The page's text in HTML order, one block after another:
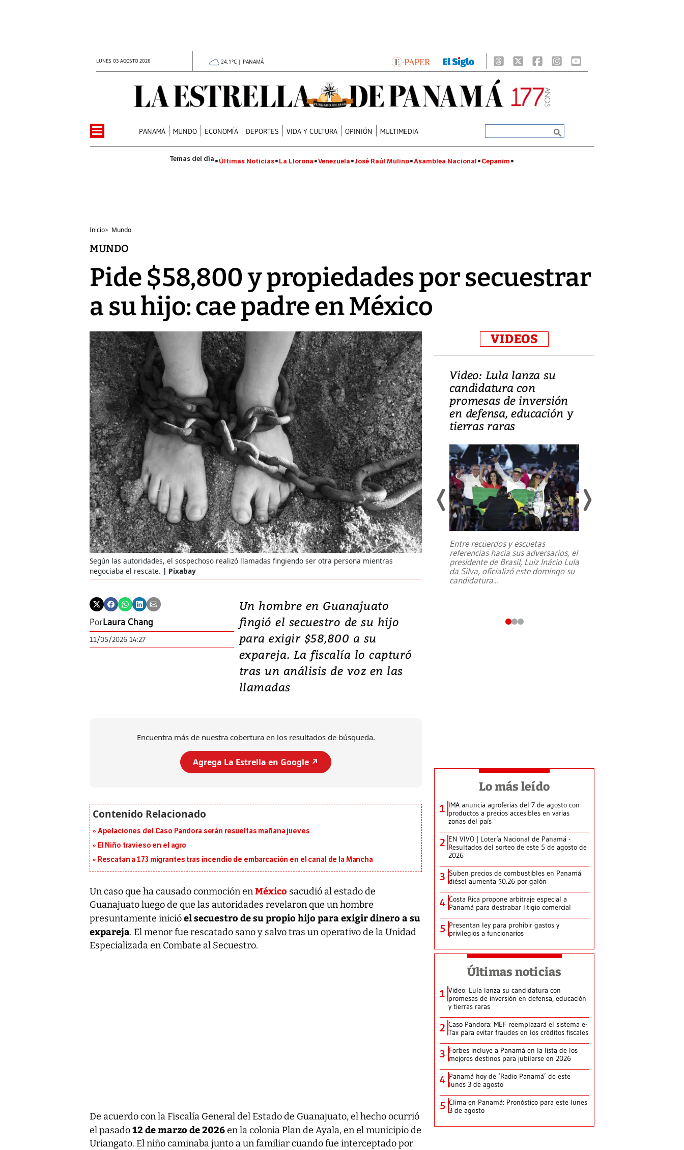
LUNES 03 AGOSTO 2026 24.1°C | PANAMÁ
PANAMÁ MUNDO ECONOMÍA DEPORTES VIDA Y CULTURA OPINIÓN MULTIMEDIA
Últimas Noticias La Llorona Venezuela José Raúl Mulino Asamblea Nacional Cepanim
Inicio> Mundo
MUNDO
Pide $58,800 y propiedades por secuestrar
a su hijo: cae padre en México
Según las autoridades, el sospechoso realizó llamadas fingiendo ser otra persona mientras
negociaba el rescate.
Pixabay
PorLaura Chang
11/05/2026 14:27
Un hombre en Guanajuato
fingió el secuestro de su hijo
para exigir $58,800 a su
expareja. La fiscalía lo capturó
tras un análisis de voz en las
llamadas
Encuentra más de nuestra cobertura en los resultados de búsqueda.
Agrega La Estrella en Google ↗️
Apelaciones del Caso Pandora serán resueltas mañana jueves
El Niño travieso en el agro
Rescatan a 173 migrantes tras incendio de embarcación en el canal de la Mancha
Un caso que ha causado conmoción enMéxico sacudió al estado de
Guanajuato luego de que las autoridades revelaron que un hombre
presuntamente inicióel secuestro de su propio hijo para exigir dinero a su
expareja. El menor fue rescatado sano y salvo tras un operativo de la Unidad
Especializada en Combate al Secuestro.
De acuerdo con la Fiscalía General del Estado de Guanajuato, el hecho ocurrió
el pasado12 de marzo de 2026en la colonia Plan de Ayala, en el municipio de
Uriangato. El niño caminaba junto a un familiar cuando fue interceptado por
VIDEOS
Israel regala a EE UU su
nueva embajada en
Jerusalén sobre tierra de
familias palestinas
Estados Unidos ha arrendado por
un dólar y durante 99 años a Israel
el terreno para su nueva embajada
en Jerusalén Oeste, pero esa parcela
perteneció hasta...
Video: Lula lanza su
candidatura con
promesas de inversión
en defensa, educación y
tierras raras
Entre recuerdos y escuetas
referencias hacia sus adversarios, el
presidente de Brasil, Luiz Inácio Lula
da Silva, oficializó este domingo su
candidatura...
Lo más leído
1 IMA anuncia agroferias del 7 de agosto con
productos a precios accesibles en varias
zonas del país
2 EN VIVO | Lotería Nacional de Panamá -
Resultados del sorteo de este 5 de agosto de
2026
3 Suben precios de combustibles en Panamá:
diésel aumenta $0.26 por galón
4 Costa Rica propone arbitraje especial a
Panamá para destrabar litigio comercial
5 Presentan ley para prohibir gastos y
privilegios a funcionarios
Últimas noticias
1 Video: Lula lanza su candidatura con
promesas de inversión en defensa, educación
y tierras raras
2 Caso Pandora: MEF reemplazará el sistema e-
Tax para evitar fraudes en los créditos fiscales
3 Forbes incluye a Panamá en la lista de los
mejores destinos para jubilarse en 2026
4 Panamá hoy de ‘Radio Panamá’ de este
lunes 3 de agosto
5 Clima en Panamá: Pronóstico para este lunes
3 de agosto